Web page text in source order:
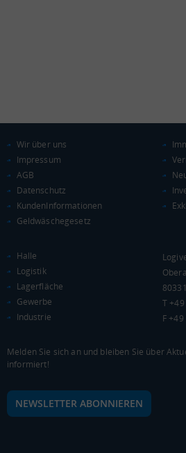
Wir über uns
Impressum
AGB
Datenschutz
KundenInformationen
Geldwäschegesetz
Halle
Logistik
Lagerfläche
Gewerbe
Industrie
T
F
Melden Sie sich an und bleiben Sie über
informiert!
NEWSLETTER ABONNIEREN